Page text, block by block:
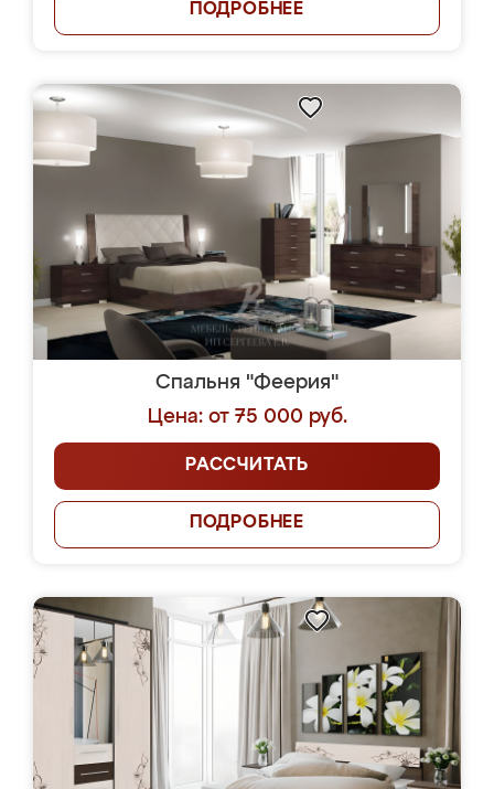
ПОДРОБНЕЕ
Спальня "Феерия"
Цена: от 75 000 руб.
РАССЧИТАТЬ
ПОДРОБНЕЕ